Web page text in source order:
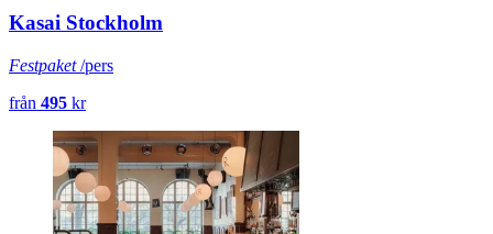
Kasai Stockholm
Festpaket/pers
från 495 kr